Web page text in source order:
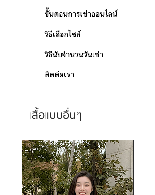
ขั้นตอนการเช่าออนไลน์
วิธีเลือกไซส์
วิธีนับจำนวนวันเช่า
ติดต่อเรา
เสื้อแบบอื่นๆ